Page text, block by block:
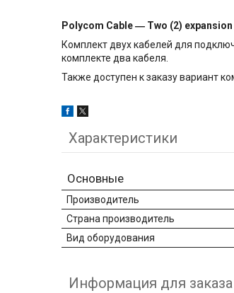
Polycom Cable ― Two (2)
Комплект двух кабелей для
комплекте два кабеля.
Также доступен к заказу вариант
Характеристики
Основные
Производитель
Страна производитель
Вид оборудования
Информация для заказа